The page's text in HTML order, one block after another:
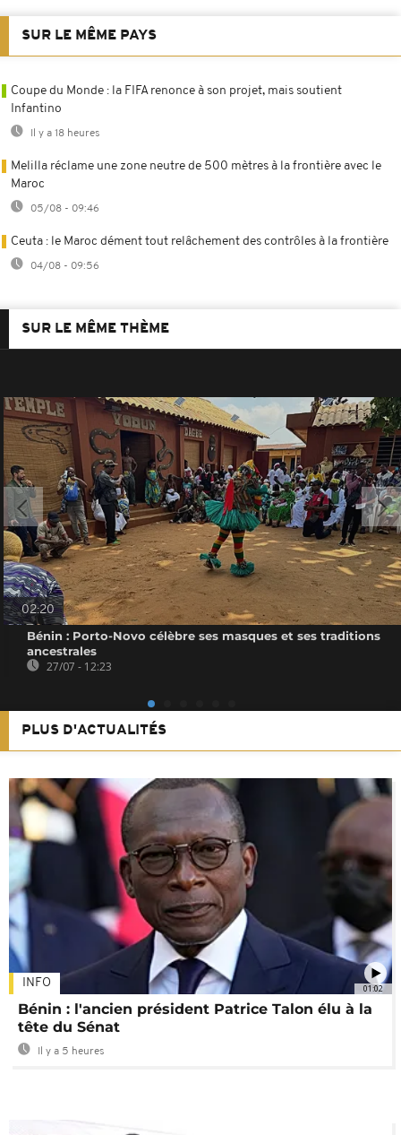
SUR LE MÊME PAYS
Coupe du Monde : la FIFA renonce à son projet, mais soutient
Infantino
Il y a 18 heures
Melilla réclame une zone neutre de 500 mètres à la frontière avec le
Maroc
05/08 - 09:46
Ceuta : le Maroc dément tout relâchement des contrôles à la frontière
04/08 - 09:56
SUR LE MÊME THÈME
02:20
Bénin : Porto-Novo célèbre ses masques et ses traditions
ancestrales
27/07 - 12:23
PLUS D'ACTUALITÉS
01:02
INFO
Bénin : l'ancien président Patrice Talon élu à la
tête du Sénat
Il y a 5 heures